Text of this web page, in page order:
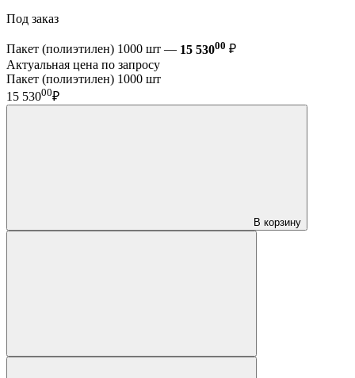
Под заказ
Пакет (полиэтилен) 1000 шт — 15 53000 ₽
Актуальная цена по запросу
Пакет (полиэтилен) 1000 шт
15 53000₽
В корзину